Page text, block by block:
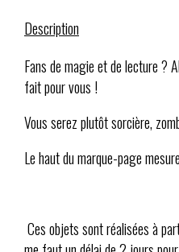
Description
Fans de magie et de lecture ?
fait pour vous !
Vous serez plutôt sorcière,
Le haut du marque-page
Ces objets sont réalisées à